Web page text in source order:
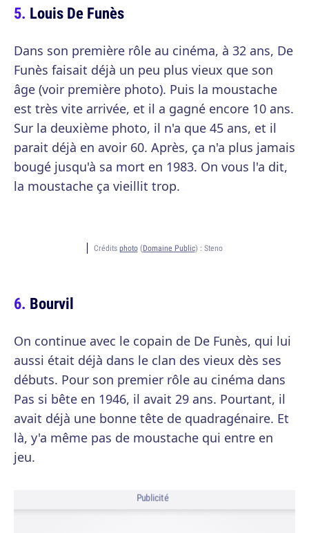
Louis De Funès
Dans son première rôle au cinéma, à 32 ans, De
Funès faisait déjà un peu plus vieux que son
âge (voir première photo). Puis la moustache
est très vite arrivée, et il a gagné encore 10 ans.
Sur la deuxième photo, il n'a que 45 ans, et il
parait déjà en avoir 60. Après, ça n'a plus jamais
bougé jusqu'à sa mort en 1983. On vous l'a dit,
la moustache ça vieillit trop.
Crédits photo(Domaine Public) : Steno
Bourvil
On continue avec le copain de De Funès, qui lui
aussi était déjà dans le clan des vieux dès ses
débuts. Pour son premier rôle au cinéma dans
Pas si bête en 1946, il avait 29 ans. Pourtant, il
avait déjà une bonne tête de quadragénaire. Et
là, y'a même pas de moustache qui entre en
jeu.
Publicité